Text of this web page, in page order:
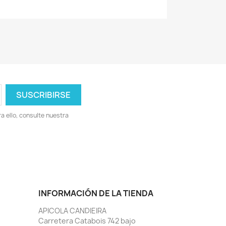
ello, consulte nuestra
INFORMACIÓN DE LA TIENDA
APICOLA CANDIEIRA
Carretera Catabois 742 bajo